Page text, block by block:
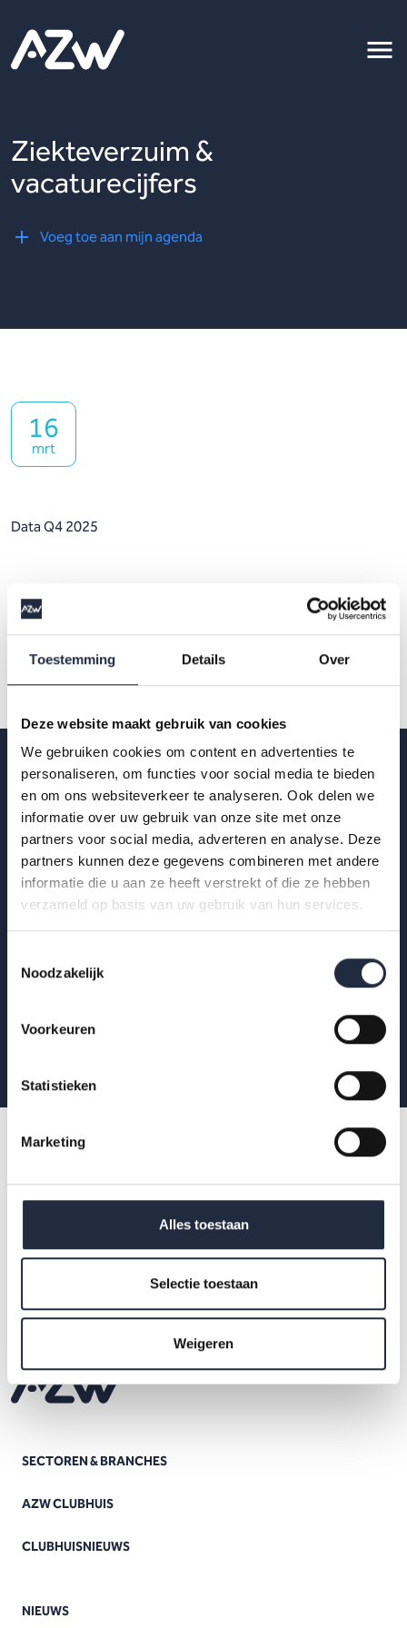
Toestemming Details Over
Deze website maakt gebruik van cookies
We gebruiken cookies om content en advertenties te
personaliseren, om functies voor social media te bieden
en om ons websiteverkeer te analyseren. Ook delen we
informatie over uw gebruik van onze site met onze
partners voor social media, adverteren en analyse. Deze
partners kunnen deze gegevens combineren met andere
informatie die u aan ze heeft verstrekt of die ze hebben
verzameld op basis van uw gebruik van hun services.
Noodzakelijk
Voorkeuren
Statistieken
Marketing
Alles toestaan
Selectie toestaan
Weigeren
Ziekteverzuim &
vacaturecijfers
Voeg toe aan mijn agenda
16
mrt
Data Q4 2025
Op de hoogte blijven?
Krijg als eerste de nieuwste publicaties,
uitnodigingen voor AZW-Clubhuisbijeenkomsten
en meer verdieping van actuele data binnen zorg
Aanmelden
SECTOREN & BRANCHES
AZW CLUBHUIS
CLUBHUISNIEUWS
NIEUWS